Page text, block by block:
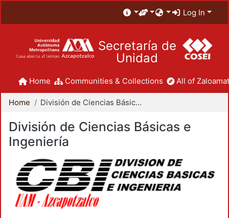
Log In
Secretaría de
Unidad
Home Communities & Collections All of
Home División de Ciencias Básicas e Ingeniería
División de Ciencias Básicas e
Ingeniería